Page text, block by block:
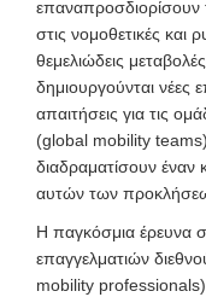
επαναπροσδιορίσουν
στις νομοθετικές και
θεμελιώδεις
δημιουργούνται νέες
απαιτήσεις για τις
(global mobility
διαδραματίσουν έναν
αυτών των
Η παγκόσμια έρευνα
επαγγελματιών
mobility